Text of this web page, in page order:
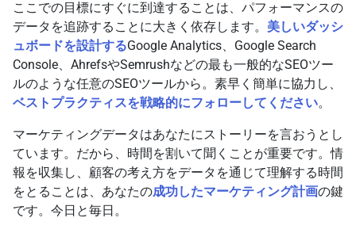
ここでの目標にすぐに到達することは、パフォーマンスの
データを追跡することに大きく依存します。 美しいダッシ
ュボードを設計するGoogle Analytics、Google Search
Console、AhrefsやSemrushなどの最も一般的なSEOツー
ルのような任意のSEOツールから。素早く簡単に協力し、
ベストプラクティスを戦略的にフォローしてください。
マーケティングデータはあなたにストーリーを言おうとし
ています。だから、時間を割いて聞くことが重要です。情
報を収集し、顧客の考え方をデータを通じて理解する時間
をとることは、あなたの成功したマーケティング計画の鍵
です。今日と毎日。